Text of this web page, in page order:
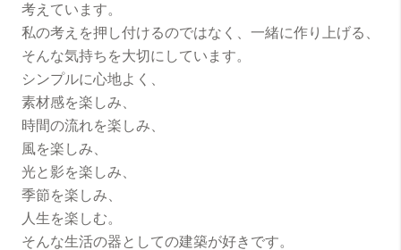
考えています。
私の考えを押し付けるのではなく、一緒に作り上げる、
そんな気持ちを大切にしています。
シンプルに心地よく、
素材感を楽しみ、
時間の流れを楽しみ、
風を楽しみ、
光と影を楽しみ、
季節を楽しみ、
人生を楽しむ。
そんな生活の器としての建築が好きです。